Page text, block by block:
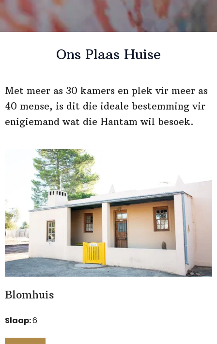
Ons Plaas Huise
Met meer as 30 kamers en plek vir meer as
40 mense, is dit die ideale bestemming vir
enigiemand wat die Hantam wil besoek.
Blomhuis
Slaap:6